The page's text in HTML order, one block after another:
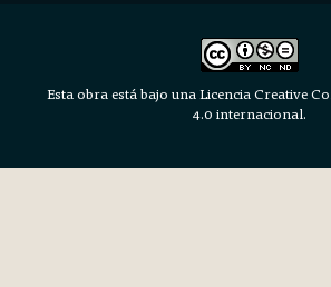
Esta obra está bajo una Licencia Creative
4.0 internacional.